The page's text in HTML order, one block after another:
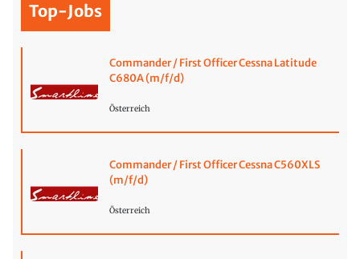
Top-Jobs
Commander / First Officer Cessna Latitude
C680A (m/f/d)
Österreich
Commander / First Officer Cessna C560XLS
(m/f/d)
Österreich